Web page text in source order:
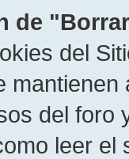
de
del
del foro
leer el